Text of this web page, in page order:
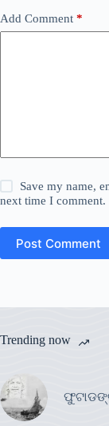
Add Comment *
Save my name,
next time I comment.
Post Comment
Trending now